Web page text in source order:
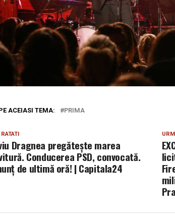
ACEIASI TEMA: PRIMA
Dragnea pregătește marea
Conducerea PSD, convocată.
de ultimă oră! | Capitala24